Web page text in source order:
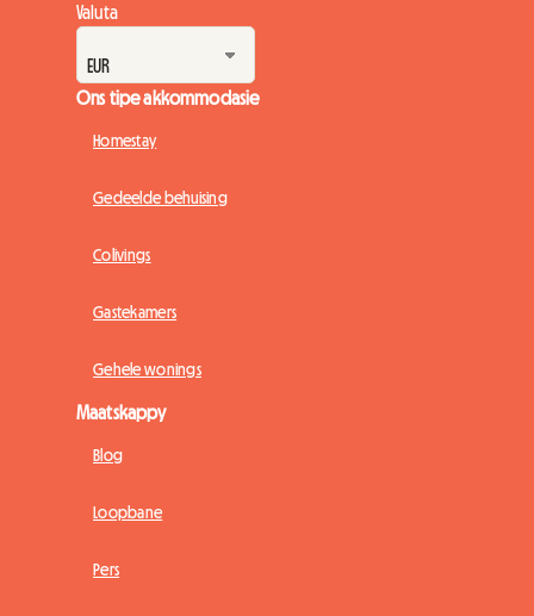
Valuta
Ons tipe akkommodasie
Homestay
Gedeelde behuising
Colivings
Gastekamers
Gehele wonings
Maatskappy
Blog
Loopbane
Pers